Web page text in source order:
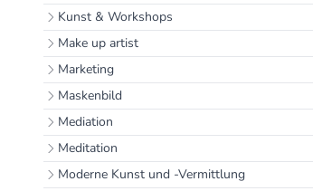
Kunst & Workshops
Make up artist
Marketing
Maskenbild
Mediation
Meditation
Moderne Kunst und -Vermittlung